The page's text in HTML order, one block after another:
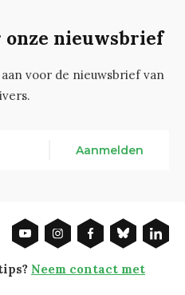
nieuwsbrief
voor de nieuwsbrief van
Aanmelden
Neem contact met